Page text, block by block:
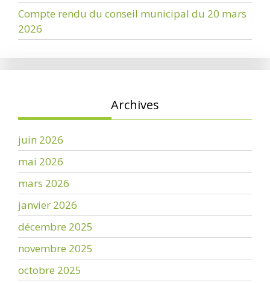
Compte rendu du conseil municipal du 20 mars
2026
Archives
juin 2026
mai 2026
mars 2026
janvier 2026
décembre 2025
novembre 2025
octobre 2025